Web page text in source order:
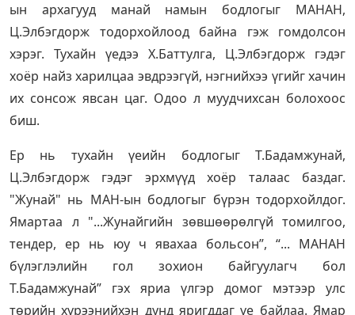
ын архагууд манай намын бодлогыг МАНАН,
Ц.Элбэгдорж тодорхойлоод байна гэж гомдолсон
хэрэг. Тухайн үедээ Х.Баттулга, Ц.Элбэгдорж гэдэг
хоёр найз харилцаа эвдрээгүй, нэгнийхээ үгийг хачин
их сонсож явсан цаг. Одоо л муудчихсан болохоос
биш.
Ер нь тухайн үеийн бодлогыг Т.Бадамжунай,
Ц.Элбэгдорж гэдэг эрхмүүд хоёр талаас баздаг.
"Жунай" нь МАН-ын бодлогыг бүрэн тодорхойлдог.
Ямартаа л "...Жунайгийн зөвшөөрөлгүй томилгоо,
тендер, ер нь юу ч явахаа больсон”, “... МАНАН
бүлэглэлийн гол зохион байгуулагч бол
Т.Бадамжунай” гэх яриа үлгэр домог мэтээр улс
төрийн хүрээнийхэн дунд яригддаг үе байлаа. Ямар